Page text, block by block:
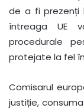
de a fi prezenți
întreaga UE
procedurale
protejate la fel
Comisarul
justiție,